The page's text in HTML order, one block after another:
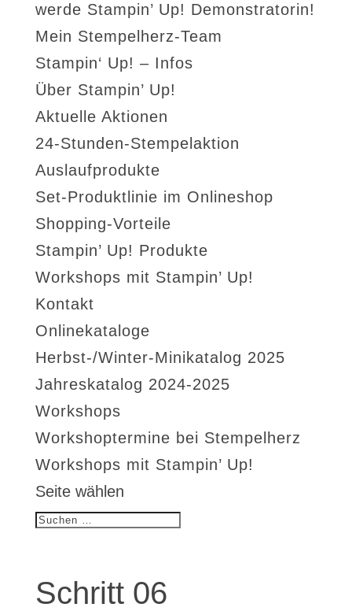
werde Stampin’ Up! Demonstratorin!
Mein Stempelherz-Team
Stampin‘ Up! – Infos
Über Stampin’ Up!
Aktuelle Aktionen
24-Stunden-Stempelaktion
Auslaufprodukte
Set-Produktlinie im Onlineshop
Shopping-Vorteile
Stampin’ Up! Produkte
Workshops mit Stampin’ Up!
Kontakt
Onlinekataloge
Herbst-/Winter-Minikatalog 2025
Jahreskatalog 2024-2025
Workshops
Workshoptermine bei Stempelherz
Workshops mit Stampin’ Up!
Seite wählen
Schritt 06